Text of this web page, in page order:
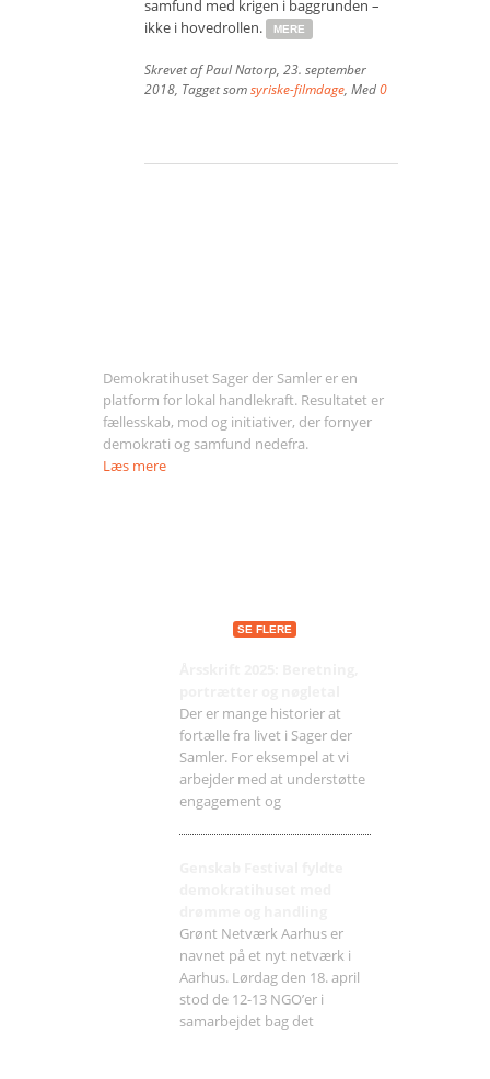
samfund med krigen i baggrunden –
ikke i hovedrollen.
MERE
Skrevet afPaul Natorp, 23. september
2018, Tagget somsyriske-filmdage, Med0
Demokratihuset Sager der Samler er en
platform for lokal handlekraft. Resultatet er
fællesskab, mod og initiativer, der fornyer
demokrati og samfund nedefra.
Læs mere
SE FLERE
Der er mange historier at
fortælle fra livet i Sager der
Samler. For eksempel at vi
arbejder med at understøtte
engagement og
Grønt Netværk Aarhus er
navnet på et nyt netværk i
Aarhus. Lørdag den 18. april
stod de 12-13 NGO’er i
samarbejdet bag det